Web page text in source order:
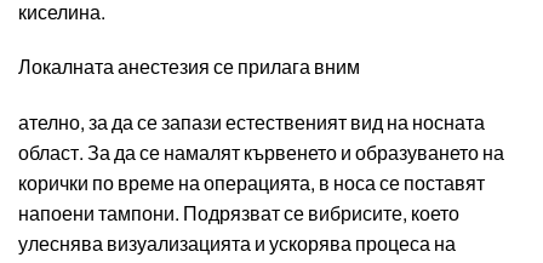
киселина.
Локалната анестезия се прилага вним
ателно, за да се запази естественият вид на носната
област. За да се намалят кървенето и образуването на
корички по време на операцията, в носа се поставят
напоени тампони. Подрязват се вибрисите, което
улеснява визуализацията и ускорява процеса на